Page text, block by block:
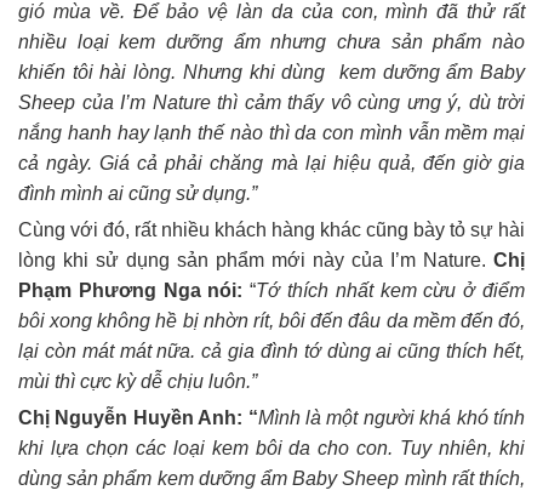
gió mùa về. Để bảo vệ làn da của con, mình đã thử rất
nhiều loại kem dưỡng ẩm nhưng chưa sản phẩm nào
khiến tôi hài lòng. Nhưng khi dùng kem dưỡng ẩm Baby
Sheep của I’m Nature thì cảm thấy vô cùng ưng ý, dù trời
nắng hanh hay lạnh thế nào thì da con mình vẫn mềm mại
cả ngày. Giá cả phải chăng mà lại hiệu quả, đến giờ gia
đình mình ai cũng sử dụng.”
Cùng với đó, rất nhiều khách hàng khác cũng bày tỏ sự hài
lòng khi sử dụng sản phẩm mới này của I’m Nature. Chị
Phạm Phương Nga nói:“Tớ thích nhất kem cừu ở điểm
bôi xong không hề bị nhờn rít, bôi đến đâu da mềm đến đó,
lại còn mát mát nữa. cả gia đình tớ dùng ai cũng thích hết,
mùi thì cực kỳ dễ chịu luôn.”
Chị Nguyễn Huyền Anh: “Mình là một người khá khó tính
khi lựa chọn các loại kem bôi da cho con. Tuy nhiên, khi
dùng sản phẩm kem dưỡng ẩm Baby Sheep mình rất thích,